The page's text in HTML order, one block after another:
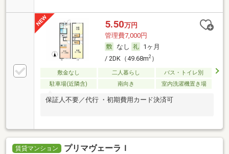
5.50万円
管理費7,000円
なし
1ヶ月
/ 2DK（49.68m2）
敷金なし 二人暮らし
バス・トイレ別
駐車場(近隣含)
南向き 室内洗濯機置き場
保証人不要／代行 ・初期費用カード決済可
賃貸マンション プリマヴェーラＩ